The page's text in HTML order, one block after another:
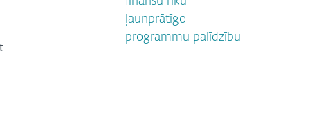
ļaunprātīgo
programmu palīdzību